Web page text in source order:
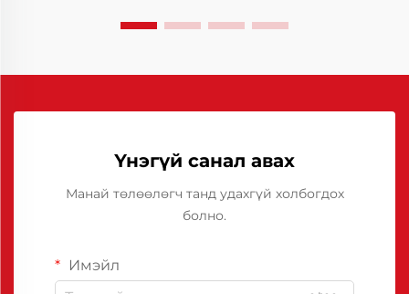
Үнэгүй санал авах
Манай төлөөлөгч танд удахгүй холбогдох
болно.
Имэйл